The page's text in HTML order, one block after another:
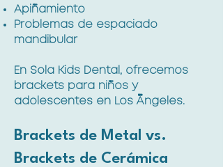
Apiñamiento
Problemas de espaciado
mandibular
En Sola Kids Dental, ofrecemos
brackets para niños y
adolescentes en Los Ángeles.
Brackets de Metal vs.
Brackets de Cerámica